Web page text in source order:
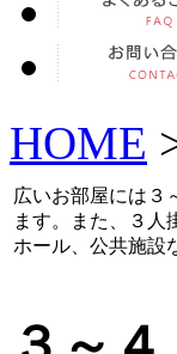
HOME
広いお部屋には３
ます。また、３人
ホール、公共施設